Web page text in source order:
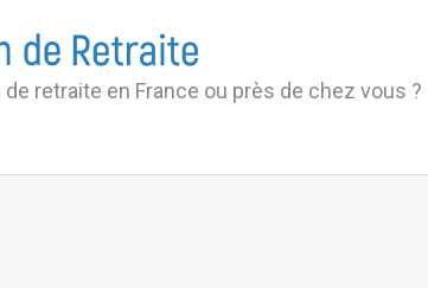
retraite en France ou près de chez vous ?